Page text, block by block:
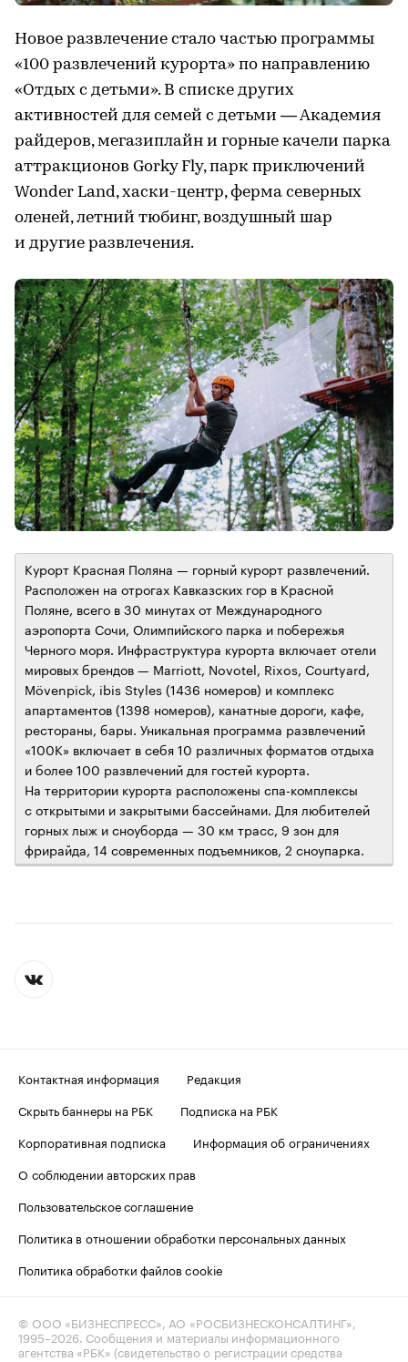
Новое развлечение стало частью программы
«100 развлечений курорта» по направлению
«Отдых с детьми». В списке других
активностей для семей с детьми — Академия
райдеров, мегазиплайн и горные качели парка
аттракционов Gorky Fly, парк приключений
Wonder Land, хаски-центр, ферма северных
оленей, летний тюбинг, воздушный шар
и другие развлечения.
Курорт Красная Поляна — горный курорт развлечений.
Расположен на отрогах Кавказских гор в Красной
Поляне, всего в 30 минутах от Международного
аэропорта Сочи, Олимпийского парка и побережья
Черного моря. Инфраструктура курорта включает отели
мировых брендов — Marriott, Novotel, Rixos, Courtyard,
Mövenpick, ibis Styles (1436 номеров) и комплекс
апартаментов (1398 номеров), канатные дороги, кафе,
рестораны, бары. Уникальная программа развлечений
«100К» включает в себя 10 различных форматов отдыха
и более 100 развлечений для гостей курорта.
На территории курорта расположены спа-комплексы
с открытыми и закрытыми бассейнами. Для любителей
горных лыж и сноуборда — 30 км трасс, 9 зон для
фрирайда, 14 современных подъемников, 2 сноупарка.
Контактная информация
Редакция
Скрыть баннеры на РБК
Подписка на РБК
Корпоративная подписка
Информация об ограничениях
О соблюдении авторских прав
Пользовательское соглашение
Политика в отношении обработки персональных данных
Политика обработки файлов cookie
© ООО «БИЗНЕСПРЕСС», АО «РОСБИЗНЕСКОНСАЛТИНГ»,
1995–2026 . Сообщения и материалы информационного
агентства «РБК» (свидетельство о регистрации средства